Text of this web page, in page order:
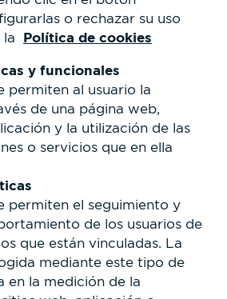
o rechazar su uso
la
Política de cookies
y funcionales
permiten al usuario la
de una página web,
y la utilización de las
o servicios que en ella
permiten el seguimiento y
de los usuarios de
que están vinculadas. La
mediante este tipo de
en la medición de la